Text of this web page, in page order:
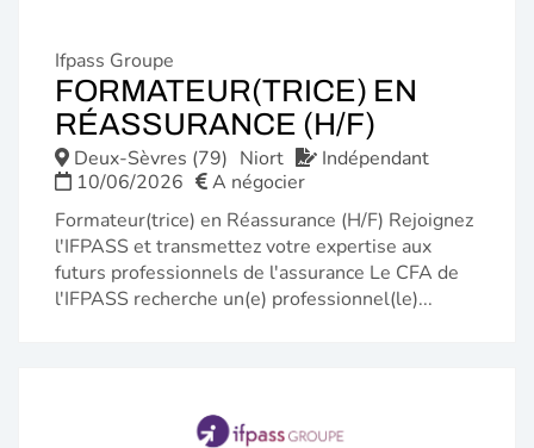
Ifpass Groupe
FORMATEUR(TRICE) EN
RÉASSURANCE (H/F)
FENÊTRE)
Deux-Sèvres (79) Niort
Indépendant
10/06/2026
A négocier
Formateur(trice) en Réassurance (H/F) Rejoignez
l'IFPASS et transmettez votre expertise aux
futurs professionnels de l'assurance Le CFA de
l'IFPASS recherche un(e) professionnel(le)...